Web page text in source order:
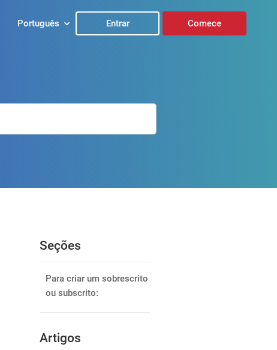
Português Entrar Comece
Seções
Para criar um sobrescrito
ou subscrito:
Artigos